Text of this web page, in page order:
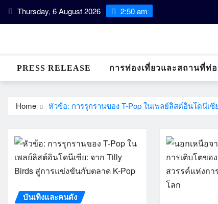
Skip Thursday, 6 August 2026 2:50 am
PRESS RELEASE การท่องเที่ยวและสถานที่ท่อ
Home หัวข้อ: การรุกรานของ T-Pop ในเพลย์ลิสต์อินโดนีเ
บันเทิงและคนดัง